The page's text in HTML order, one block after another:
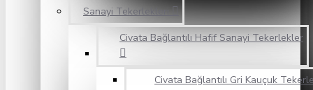
Sanayi Tekerlekleri
Civata Bağlantılı Hafif Sanayi Tekerlekler
Civata Bağlantılı Gri Kauçuk